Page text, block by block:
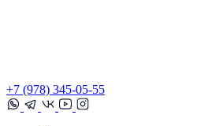
+7 (978) 345-05-55